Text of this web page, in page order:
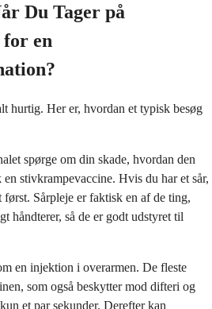
Du Tager på
for en
hurtig. Her er, hvordan et typisk besøg
spørge om din skade, hvordan den
stivkrampevaccine. Hvis du har et sår,
Sårpleje er faktisk en af de ting,
håndterer, så de er godt udstyret til
en injektion i overarmen. De fleste
som også beskytter mod difteri og
et par sekunder. Derefter kan